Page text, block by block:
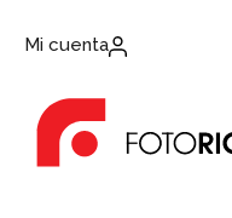
Mi cuenta